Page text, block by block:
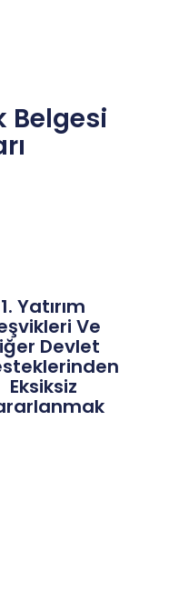
Belgesi
1. Yatırım
Ve
Devlet
Eksiksiz